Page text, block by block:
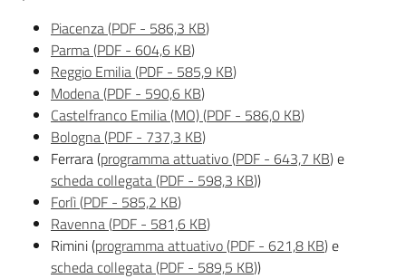
Piacenza(PDF - 586,3 KB)
Parma(PDF - 604,6 KB)
Reggio Emilia(PDF - 585,9 KB)
Modena(PDF - 590,6 KB)
Castelfranco Emilia (MO)(PDF - 586,0 KB)
Bologna(PDF - 737,3 KB)
Ferrara (programma attuativo(PDF - 643,7 KB)e
scheda collegata(PDF - 598,3 KB))
Forlì(PDF - 585,2 KB)
Ravenna(PDF - 581,6 KB)
Rimini (programma attuativo(PDF - 621,8 KB)e
scheda collegata(PDF - 589,5 KB))